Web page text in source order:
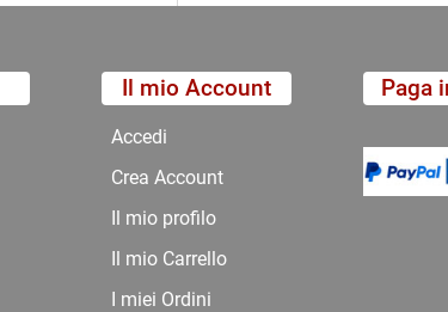
Il mio Account
Accedi
Crea Account
Il mio profilo
Il mio Carrello
I miei Ordini
Paga